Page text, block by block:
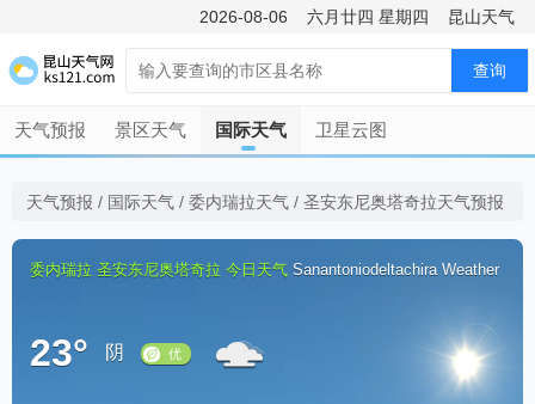
2026-08-06 六月廿四 星期四 昆山天气
查询
天气预报 景区天气 国际天气 卫星云图
天气预报 / 国际天气 / 委内瑞拉天气 / 圣安东尼奥塔奇拉天气预报
委内瑞拉 圣安东尼奥塔奇拉 今日天气 Sanantoniodeltachira Weather
23° 阴